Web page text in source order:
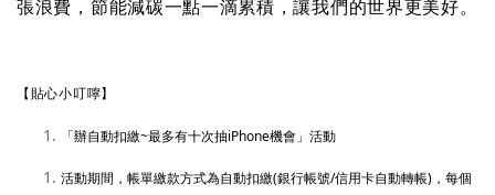
張浪費，節能減碳一點一滴累積，讓我們的世界更美好。
【貼心小叮嚀】
「辦自動扣繳~最多有十次抽iPhone機會」 活動
活動期間，帳單繳款方式為自動扣繳(銀行帳號/信用卡自動轉帳)，每個